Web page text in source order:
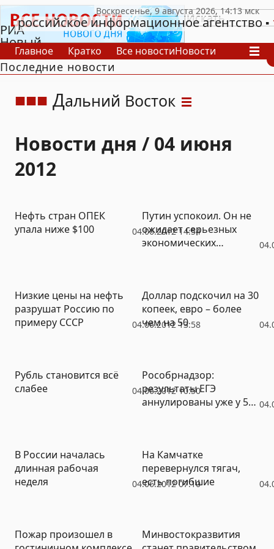
РИА
Новый
День
российское информационное агентство
Главное Кратко Все новостиНовости
В России
В мире
Последние новости
Дальний Восток
Новости дня / 04 июня
2012
04.06.2012 14:54
Нефть стран ОПЕК
упала ниже $100
Путин успокоил. Он не
ожидает серьезных
экономических
04.06.2012 13:58
Низкие цены на нефть
разрушат Россию по
примеру СССР
Доллар подскочил на 30
копеек, евро – более
чем на 50
04.06.2012 10:50
Рубль становится всё
слабее
Рособрнадзор:
результаты ЕГЭ
аннулированы уже у 57
04.06.2012 07:10
В России началась
длинная рабочая
неделя
На Камчатке
перевернулся тягач,
есть погибшие
Пожар произошел в
Минвостокразвития